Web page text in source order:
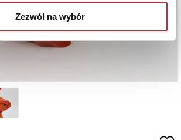
Zezwól na wybór